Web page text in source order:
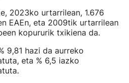
2023ko urtarrilean, 1.676
EAEn, eta 2009tik urtarrilean
kopururik txikiena da.
9,81 hazi da aurreko
eta % 6,5 iazko